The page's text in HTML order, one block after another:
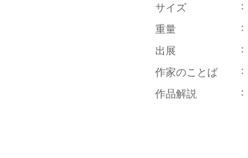
サイズ
重量
出展
作家のことば
作品解説